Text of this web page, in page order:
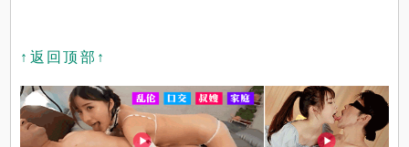
↑返回顶部↑